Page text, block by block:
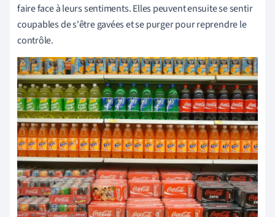
faire face à leurs sentiments. Elles peuvent ensuite se sentir
coupables de s'être gavées et se purger pour reprendre le
contrôle.